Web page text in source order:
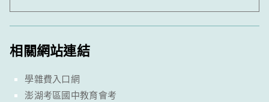
相關網站連結
學雜費入口網
澎湖考區國中教育會考